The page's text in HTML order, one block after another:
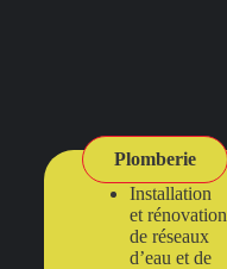
Plomberie
Installation
et rénovation
de réseaux
d’eau et de